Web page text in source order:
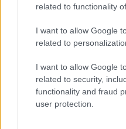
related to functionality
I want to allow Google
related to
I want to allow Google
related to security,
functionality and fraud
user protection.
iPhone 17e szétszedve:
További hírek
LEGOLVASOTTABBAK